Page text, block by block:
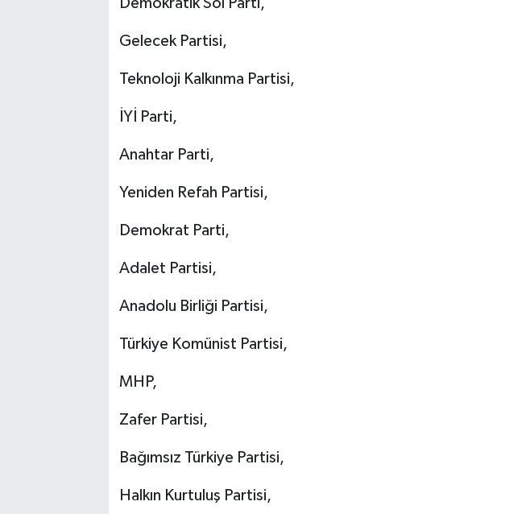
Gelecek Partisi,
Teknoloji Kalkınma Partisi,
İYİ Parti,
Anahtar Parti,
Yeniden Refah Partisi,
Demokrat Parti,
Adalet Partisi,
Anadolu Birliği Partisi,
Türkiye Komünist Partisi,
MHP,
Zafer Partisi,
Bağımsız Türkiye Partisi,
Halkın Kurtuluş Partisi,